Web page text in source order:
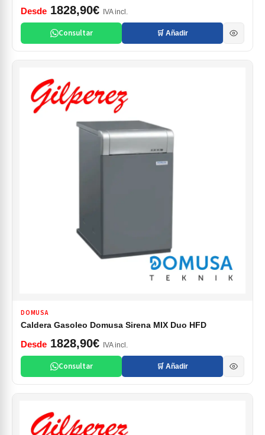
Desde 1828,90€ IVA incl.
Consultar 🛒 Añadir
DOMUSA
Caldera Gasoleo Domusa Sirena MIX Duo HFD
Desde 1828,90€ IVA incl.
Consultar 🛒 Añadir